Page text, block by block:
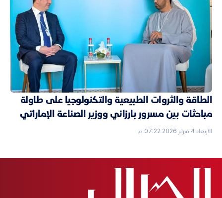
الطاقة والثروات الطبيعية والتكنولوجيا على طاولة
مباحثات بين مسرور بارزاني ووزير الصناعة الإماراتي
الأربعاء 4 فبراير 2026 07:22 م